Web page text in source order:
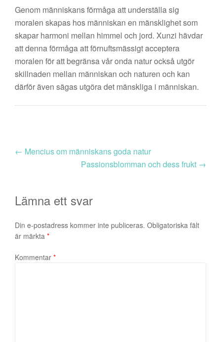
Genom människans förmåga att underställa sig
moralen skapas hos människan en mänsklighet som
skapar harmoni mellan himmel och jord. Xunzi hävdar
att denna förmåga att förnuftsmässigt acceptera
moralen för att begränsa vår onda natur också utgör
skillnaden mellan människan och naturen och kan
därför även sägas utgöra det mänskliga i människan.
← Mencius om människans goda natur
Passionsblomman och dess frukt →
Lämna ett svar
Din e-postadress kommer inte publiceras. Obligatoriska fält
är märkta *
Kommentar *